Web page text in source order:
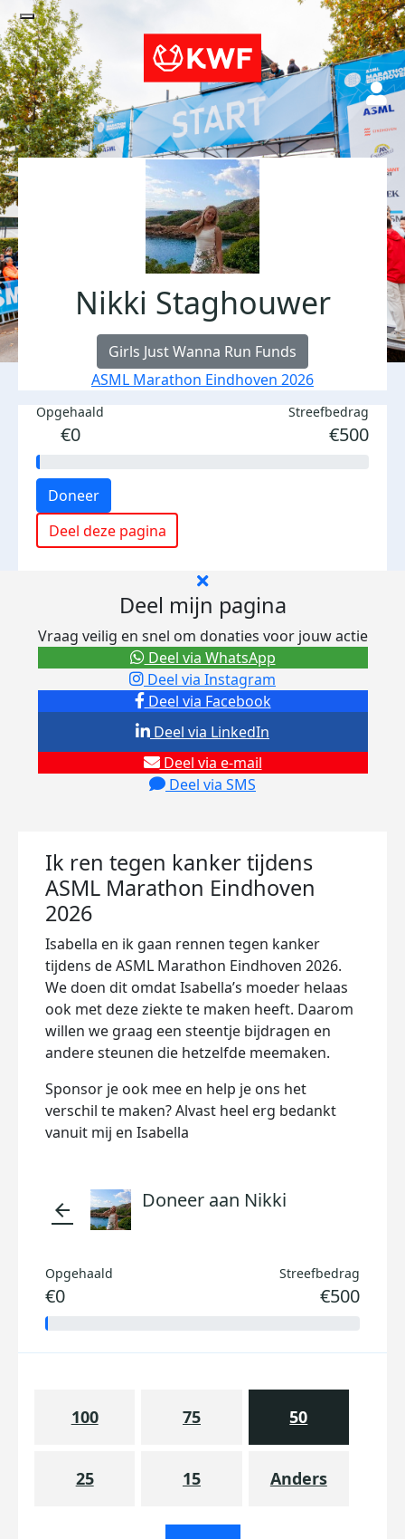
Nikki Staghouwer
Girls Just Wanna Run Funds
ASML Marathon Eindhoven 2026
Opgehaald
€0
Streefbedrag
€500
Doneer
Deel deze pagina
Deel mijn pagina
Vraag veilig en snel om donaties voor jouw actie
Deel via Facebook
Deel via Instagram
Deel via e-mail
Deel via SMS
Deel via LinkedIn
Deel via WhatsApp
Ik ren tegen kanker tijdens
ASML Marathon Eindhoven
2026
Isabella en ik gaan rennen tegen kanker
tijdens de ASML Marathon Eindhoven 2026.
We doen dit omdat Isabella’s moeder helaas
ook met deze ziekte te maken heeft. Daarom
willen we graag een steentje bijdragen en
andere steunen die hetzelfde meemaken.
Sponsor je ook mee en help je ons het
verschil te maken? Alvast heel erg bedankt
vanuit mij en Isabella
arrow_back Doneer aan Nikki
Opgehaald
€0
Streefbedrag
€500
100 75 50
25 15 Anders